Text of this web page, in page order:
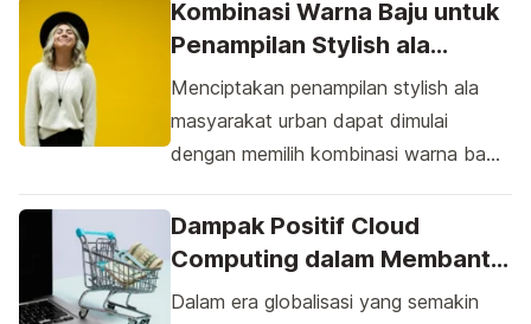
Kombinasi Warna Baju untuk
Penampilan Stylish ala
Masyarakat Urban
Menciptakan penampilan stylish ala
masyarakat urban dapat dimulai
dengan memilih kombinasi warna baju
yang berani seperti navy, mustard,
atau burgundy untuk memberikan
Dampak Positif Cloud
Computing dalam Membantu
UKM Bersaing di Pasar
Dalam era globalisasi yang semakin